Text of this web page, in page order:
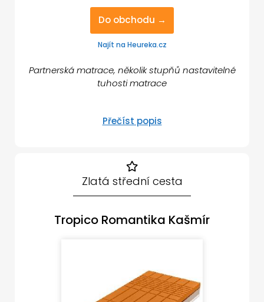
Do obchodu →
Najít na Heureka.cz
Partnerská matrace, několik stupňů nastavitelné
tuhosti matrace
Přečíst popis
Zlatá střední cesta
Tropico Romantika Kašmír